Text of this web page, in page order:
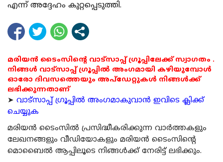
എന്ന് അദ്ദേഹം കുറ്റപ്പെടുത്തി.
മരിയൻ ടൈംസിന്റെ വാട്സാപ്പ് ഗ്രൂപ്പിലേക്ക് സ്വാഗതം .
നിങ്ങൾ വാട്സാപ്പ് ഗ്രൂപ്പിൽ അംഗമായി കഴിയുമ്പോൾ
ഓരോ ദിവസത്തെയും അപ്ഡേറ്റുകൾ നിങ്ങൾക്ക്
ലഭിക്കുന്നതാണ്
➤ വാട്സാപ്പ് ഗ്രൂപ്പിൽ അംഗമാകുവാൻ ഇവിടെ ക്ലിക്ക്
ചെയ്യുക
മരിയന്‍ ടൈംസില്‍ പ്രസിദ്ധീകരിക്കുന്ന വാര്‍ത്തകളും
ലേഖനങ്ങളും വീഡിയോകളും മരിയന്‍ ടൈംസിന്റെ
മൊബൈല്‍ ആപ്പിലൂടെ നിങ്ങള്‍ക്ക് നേരിട്ട് ലഭിക്കും.